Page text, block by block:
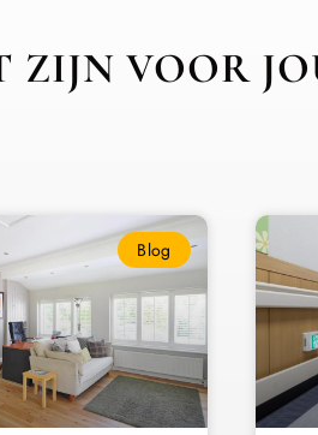
ZIJN VOOR
Blog